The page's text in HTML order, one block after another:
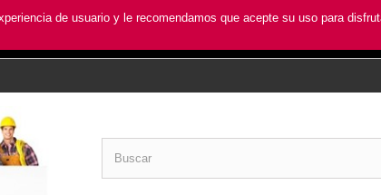
de usuario y le recomendamos que acepte su uso para